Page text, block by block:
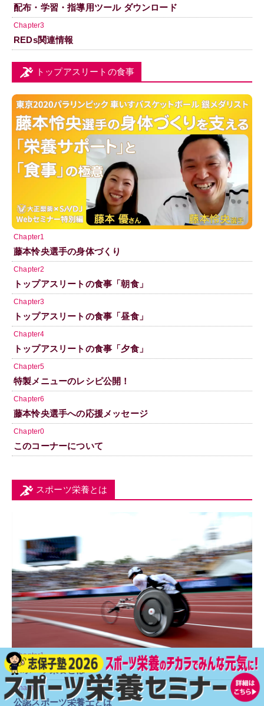
配布・学習・指導用ツール ダウンロード
Chapter3
REDs関連情報
トップアスリートの食事
Chapter1
藤本怜央選手の身体づくり
Chapter2
トップアスリートの食事「朝食」
Chapter3
トップアスリートの食事「昼食」
Chapter4
トップアスリートの食事「夕食」
Chapter5
特製メニューのレシピ公開！
Chapter6
藤本怜央選手への応援メッセージ
Chapter0
このコーナーについて
スポーツ栄養とは
Chapter1
スポーツ栄養とは
Chapter2
公認スポーツ栄養士とは